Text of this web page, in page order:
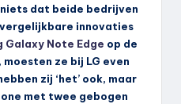
dat beide bedrijven
innovaties
Galaxy Note Edge op de
ze bij LG even
zij ‘het’ ook, maar
met twee gebogen